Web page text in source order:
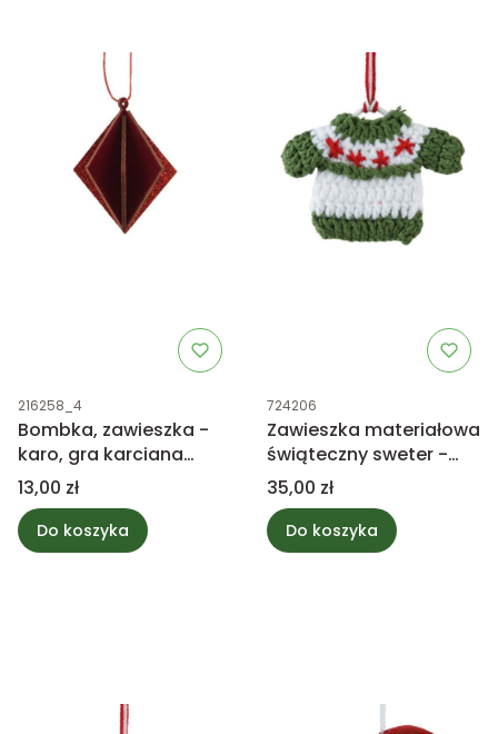
Kod produktu
216258_4
Bombka, zawieszka -
karo, gra karciana
6,5cm
Cena
13,00 zł
Do koszyka
Kod produktu
724206
Zawieszka materiałowa
świąteczny sweter -
zielony
Cena
35,00 zł
Do koszyka